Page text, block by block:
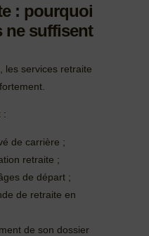
: pourquoi
ne suffisent
les services retraite
:
de carrière ;
retraite ;
de départ ;
de retraite en
de son dossier